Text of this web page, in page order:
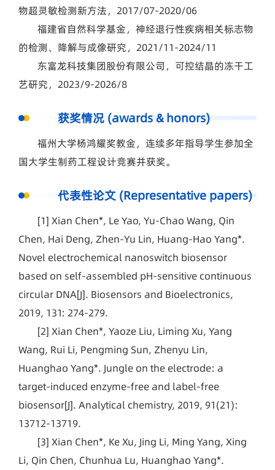
物超灵敏检测新方法，2017/07-2020/06
福建省自然科学基金，神经退行性疾病相关标志物
的检测、降解与成像研究，2021/11-2024/11
东富龙科技集团股份有限公司，可控结晶的冻干工
艺研究，2023/9-2026/8
获奖情况 (awards & honors)
福州大学杨鸿耀奖教金，连续多年指导学生参加全
国大学生制药工程设计竞赛并获奖。
代表性论文 (Representative papers)
[1] Xian Chen*, Le Yao, Yu-Chao Wang, Qin
Chen, Hai Deng, Zhen-Yu Lin, Huang-Hao Yang*.
Novel electrochemical nanoswitch biosensor
based on self-assembled pH-sensitive continuous
circular DNA[J]. Biosensors and Bioelectronics,
2019, 131: 274-279.
[2] Xian Chen*, Yaoze Liu, Liming Xu, Yang
Wang, Rui Li, Pengming Sun, Zhenyu Lin,
Huanghao Yang*. Jungle on the electrode: a
target-induced enzyme-free and label-free
biosensor[J]. Analytical chemistry, 2019, 91(21):
13712-13719.
[3] Xian Chen*, Ke Xu, Jing Li, Ming Yang, Xing
Li, Qin Chen, Chunhua Lu, Huanghao Yang*.